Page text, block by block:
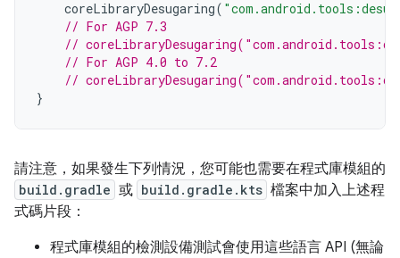
coreLibraryDesugaring(
// For AGP 7.3
//
// For AGP 4.0 to 7.2
//
}
請注意，如果發生下列情況，您可能也需要在程式庫模組的
build.gradle 或 build.gradle.kts 檔案中加入上述程
式碼片段：
程式庫模組的檢測設備測試會使用這些語言 API (無論